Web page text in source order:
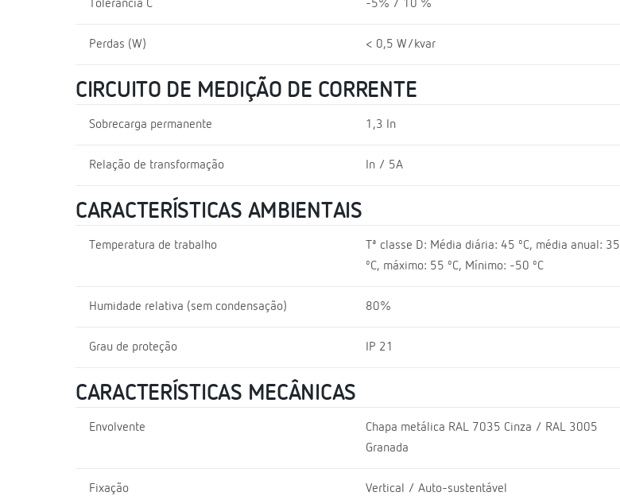
Tolerância C -5% / 10 %
Perdas (W) < 0,5 W/kvar
CIRCUITO DE MEDIÇÃO DE CORRENTE
Sobrecarga permanente 1,3 In
Relação de transformação In / 5A
CARACTERÍSTICAS AMBIENTAIS
Temperatura de trabalho
Tª classe D: Média diária: 45 ºC, média anual: 35
ºC, máximo: 55 ºC, Mínimo: -50 ºC
Humidade relativa (sem condensação) 80%
Grau de proteção IP 21
CARACTERÍSTICAS MECÂNICAS
Envolvente
Chapa metálica RAL 7035 Cinza / RAL 3005
Granada
Fixação Vertical / Auto-sustentável